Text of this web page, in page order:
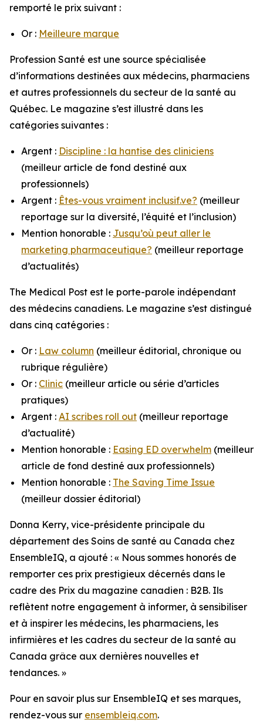
remporté le prix suivant :
Or : Meilleure marque
Profession Santé est une source spécialisée
d’informations destinées aux médecins, pharmaciens
et autres professionnels du secteur de la santé au
Québec. Le magazine s’est illustré dans les
catégories suivantes :
Argent : Discipline : la hantise des cliniciens
(meilleur article de fond destiné aux
professionnels)
Argent : Êtes-vous vraiment inclusif.ve? (meilleur
reportage sur la diversité, l’équité et l’inclusion)
Mention honorable : Jusqu’où peut aller le
marketing pharmaceutique? (meilleur reportage
d’actualités)
The Medical Post est le porte-parole indépendant
des médecins canadiens. Le magazine s’est distingué
dans cinq catégories :
Or : Law column (meilleur éditorial, chronique ou
rubrique régulière)
Or : Clinic (meilleur article ou série d’articles
pratiques)
Argent : AI scribes roll out (meilleur reportage
d’actualité)
Mention honorable : Easing ED overwhelm (meilleur
article de fond destiné aux professionnels)
Mention honorable : The Saving Time Issue
(meilleur dossier éditorial)
Donna Kerry, vice-présidente principale du
département des Soins de santé au Canada chez
EnsembleIQ, a ajouté : « Nous sommes honorés de
remporter ces prix prestigieux décernés dans le
cadre des Prix du magazine canadien : B2B. Ils
reflètent notre engagement à informer, à sensibiliser
et à inspirer les médecins, les pharmaciens, les
infirmières et les cadres du secteur de la santé au
Canada grâce aux dernières nouvelles et
tendances. »
Pour en savoir plus sur EnsembleIQ et ses marques,
rendez-vous sur ensembleiq.com.